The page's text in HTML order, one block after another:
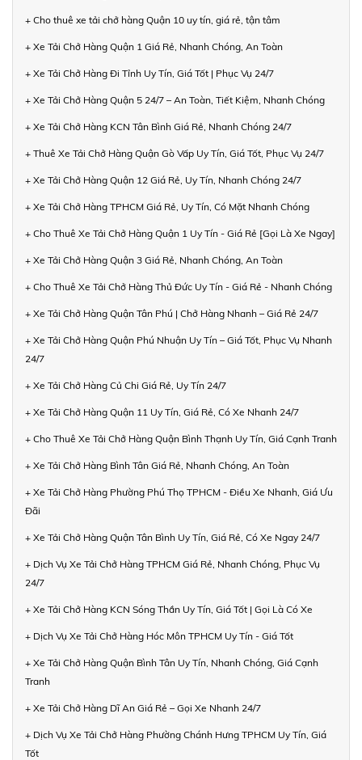
+ Cho thuê xe tải chở hàng Quận 10 uy tín, giá rẻ, tận tâm
+ Xe Tải Chở Hàng Quận 1 Giá Rẻ, Nhanh Chóng, An Toàn
+ Xe Tải Chở Hàng Đi Tỉnh Uy Tín, Giá Tốt | Phục Vụ 24/7
+ Xe Tải Chở Hàng Quận 5 24/7 – An Toàn, Tiết Kiệm, Nhanh Chóng
+ Xe Tải Chở Hàng KCN Tân Bình Giá Rẻ, Nhanh Chóng 24/7
+ Thuê Xe Tải Chở Hàng Quận Gò Vấp Uy Tín, Giá Tốt, Phục Vụ 24/7
+ Xe Tải Chở Hàng Quận 12 Giá Rẻ, Uy Tín, Nhanh Chóng 24/7
+ Xe Tải Chở Hàng TPHCM Giá Rẻ, Uy Tín, Có Mặt Nhanh Chóng
+ Cho Thuê Xe Tải Chở Hàng Quận 1 Uy Tín - Giá Rẻ [Gọi Là Xe Ngay]
+ Xe Tải Chở Hàng Quận 3 Giá Rẻ, Nhanh Chóng, An Toàn
+ Cho Thuê Xe Tải Chở Hàng Thủ Đức Uy Tín - Giá Rẻ - Nhanh Chóng
+ Xe Tải Chở Hàng Quận Tân Phú | Chở Hàng Nhanh – Giá Rẻ 24/7
+ Xe Tải Chở Hàng Quận Phú Nhuận Uy Tín – Giá Tốt, Phục Vụ Nhanh
24/7
+ Xe Tải Chở Hàng Củ Chi Giá Rẻ, Uy Tín 24/7
+ Xe Tải Chở Hàng Quận 11 Uy Tín, Giá Rẻ, Có Xe Nhanh 24/7
+ Cho Thuê Xe Tải Chở Hàng Quận Bình Thạnh Uy Tín, Giá Cạnh Tranh
+ Xe Tải Chở Hàng Bình Tân Giá Rẻ, Nhanh Chóng, An Toàn
+ Xe Tải Chở Hàng Phường Phú Thọ TPHCM - Điều Xe Nhanh, Giá Ưu
Đãi
+ Xe Tải Chở Hàng Quận Tân Bình Uy Tín, Giá Rẻ, Có Xe Ngay 24/7
+ Dịch Vụ Xe Tải Chở Hàng TPHCM Giá Rẻ, Nhanh Chóng, Phục Vụ
24/7
+ Xe Tải Chở Hàng KCN Sóng Thần Uy Tín, Giá Tốt | Gọi Là Có Xe
+ Dịch Vụ Xe Tải Chở Hàng Hóc Môn TPHCM Uy Tín - Giá Tốt
+ Xe Tải Chở Hàng Quận Bình Tân Uy Tín, Nhanh Chóng, Giá Cạnh
Tranh
+ Xe Tải Chở Hàng Dĩ An Giá Rẻ – Gọi Xe Nhanh 24/7
+ Dịch Vụ Xe Tải Chở Hàng Phường Chánh Hưng TPHCM Uy Tín, Giá
Tốt